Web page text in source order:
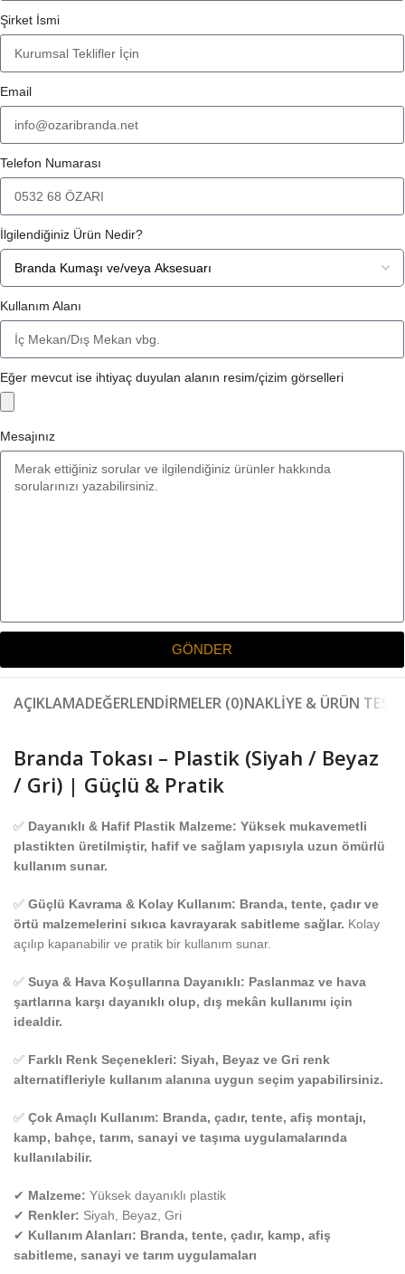
Şirket İsmi
Email
Telefon Numarası
İlgilendiğiniz Ürün Nedir?
Kullanım Alanı
Eğer mevcut ise ihtiyaç duyulan alanın resim/çizim görselleri
Mesajınız
GÖNDER
AÇIKLAMADEĞERLENDIRMELER (0)NAKLIYE & ÜRÜN
Branda Tokası – Plastik (Siyah / Beyaz
/ Gri) | Güçlü & Pratik
✅ Dayanıklı & Hafif Plastik Malzeme: Yüksek mukavemetli
plastikten üretilmiştir, hafif ve sağlam yapısıyla uzun ömürlü
kullanım sunar.
✅ Güçlü Kavrama & Kolay Kullanım: Branda, tente, çadır ve
örtü malzemelerini sıkıca kavrayarak sabitleme sağlar. Kolay
açılıp kapanabilir ve pratik bir kullanım sunar.
✅ Suya & Hava Koşullarına Dayanıklı: Paslanmaz ve hava
şartlarına karşı dayanıklı olup, dış mekân kullanımı için
idealdir.
✅ Farklı Renk Seçenekleri: Siyah, Beyaz ve Gri renk
alternatifleriyle kullanım alanına uygun seçim yapabilirsiniz.
✅ Çok Amaçlı Kullanım: Branda, çadır, tente, afiş montajı,
kamp, bahçe, tarım, sanayi ve taşıma uygulamalarında
kullanılabilir.
✔ Malzeme: Yüksek dayanıklı plastik
✔ Renkler: Siyah, Beyaz, Gri
✔ Kullanım Alanları: Branda, tente, çadır, kamp, afiş
sabitleme, sanayi ve tarım uygulamaları